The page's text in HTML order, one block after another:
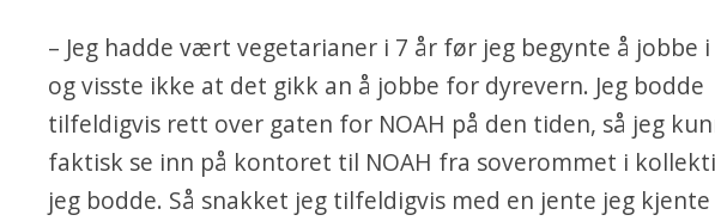
– Jeg hadde vært vegetarianer i 7 år før jeg begynte å jobbe i
og visste ikke at det gikk an å jobbe for dyrevern. Jeg bodde
tilfeldigvis rett over gaten for NOAH på den tiden, så jeg
faktisk se inn på kontoret til NOAH fra soverommet i
jeg bodde. Så snakket jeg tilfeldigvis med en jente jeg kjente